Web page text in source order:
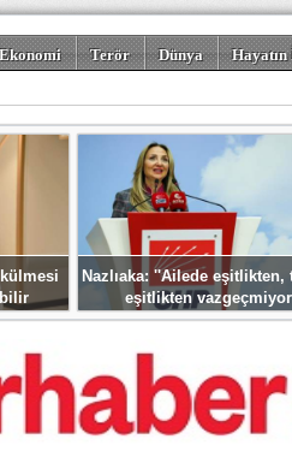
Ekonomi Terör Dünya
Nazlıaka: ''Ailede eşitlikten,
eşitlikten